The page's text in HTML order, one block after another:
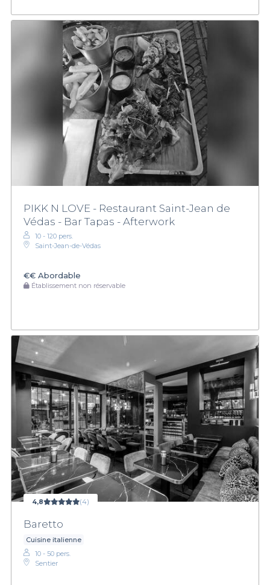
PIKK N LOVE - Restaurant Saint-Jean de
Védas - Bar Tapas - Afterwork
10 - 120 pers.
Saint-Jean-de-Védas
€€ Abordable
Établissement non réservable
4,8 (4)
Baretto
Cuisine italienne
10 - 50 pers.
Sentier